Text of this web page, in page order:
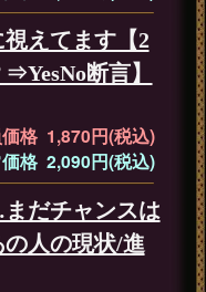
えてます【2
断言】
格 1,870円(税込)
格 2,090円(税込)
だチャンスは
人の現状/進